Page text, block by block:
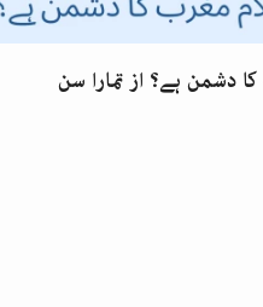
دشمن ہے؟ از تمارا سن